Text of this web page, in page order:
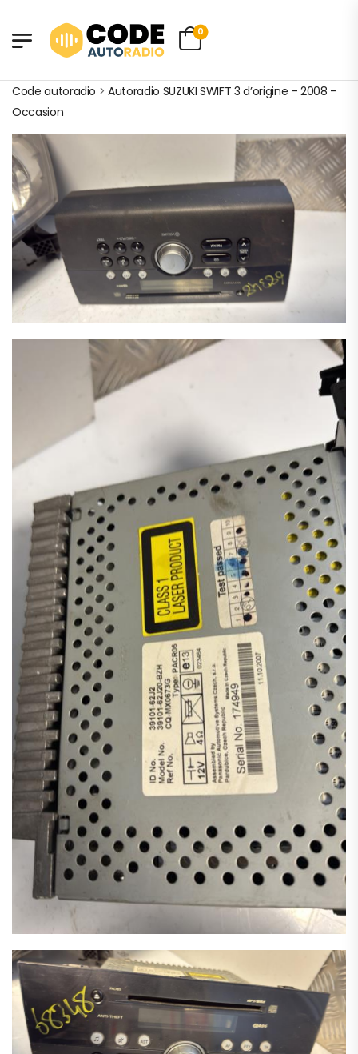
0
Code autoradio >Autoradio SUZUKI SWIFT 3 d’origine – 2008 –
Occasion